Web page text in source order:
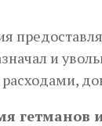
и
расходами,
гетманов